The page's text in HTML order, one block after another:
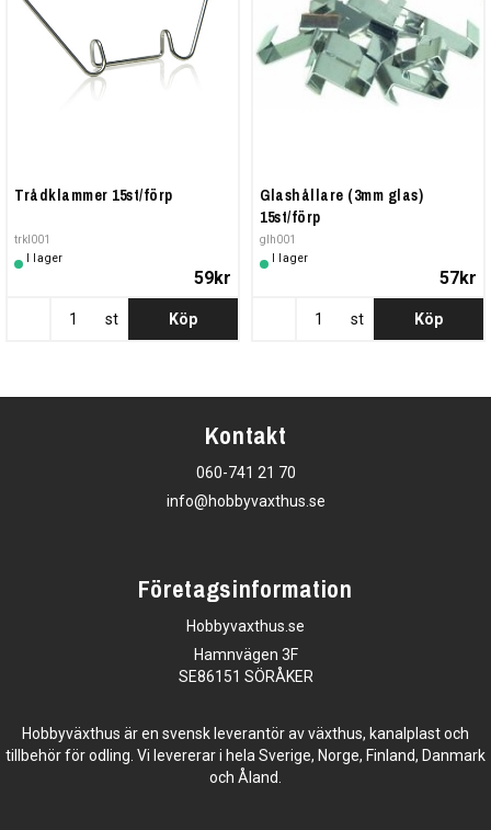
Trådklammer 15st/förp
trkl001
I lager
59kr
st Köp
Glashållare (3mm glas)
15st/förp
glh001
I lager
57kr
st Köp
Kontakt
060-741 21 70
info@hobbyvaxthus.se
Företagsinformation
Hobbyvaxthus.se
Hamnvägen 3F
SE86151 SÖRÅKER
Hobbyväxthus är en svensk leverantör av växthus, kanalplast och
tillbehör för odling. Vi levererar i hela Sverige, Norge, Finland, Danmark
och Åland.